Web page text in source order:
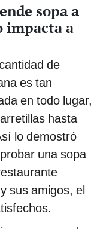
sopa a
impacta a
de
es tan
en todo lugar,
hasta
lo demostró
una sopa
sus amigos, el